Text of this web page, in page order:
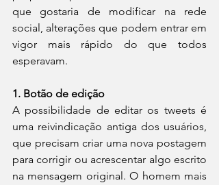
que gostaria de modificar na rede
social, alterações que podem entrar em
vigor mais rápido do que todos
esperavam.
1. Botão de edição
A possibilidade de editar os tweets é
uma reivindicação antiga dos usuários,
que precisam criar uma nova postagem
para corrigir ou acrescentar algo escrito
na mensagem original. O homem mais